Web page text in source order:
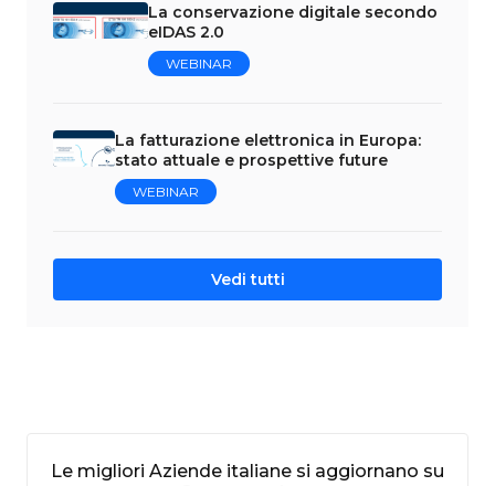
La conservazione digitale secondo
eIDAS 2.0
WEBINAR
La fatturazione elettronica in Europa:
stato attuale e prospettive future
WEBINAR
Vedi tutti
Le migliori Aziende italiane si aggiornano su